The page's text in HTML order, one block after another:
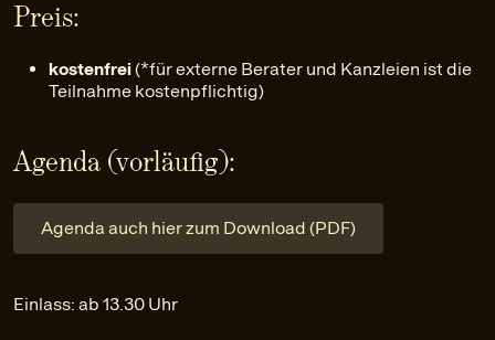
Preis:
kostenfrei(*für externe Berater und Kanzleien ist die
Teilnahme kostenpflichtig)
Agenda (vorläufig):
Agenda auch hier zum Download (PDF)
Einlass: ab 13.30 Uhr